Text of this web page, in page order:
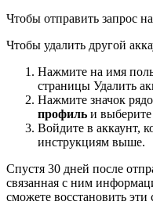
Чтобы отправить запрос
Чтобы удалить другой
Нажмите на имя
страницы Удалить
Нажмите значок
профиль и выберите
Войдите в аккаунт,
инструкциям выше.
Спустя 30 дней после
связанная с ним
сможете восстановить эти